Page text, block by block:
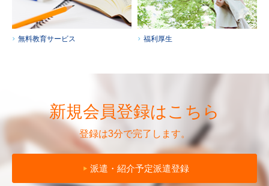
無料教育サービス 福利厚生
新規会員登録はこちら
登録は3分で完了します。
派遣・紹介予定派遣登録